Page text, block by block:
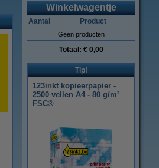
Winkelwagentje
Aantal Product
Geen producten
Totaal: € 0,00
Tip!
123inkt kopieerpapier -
2500 vellen A4 - 80 g/m²
FSC®